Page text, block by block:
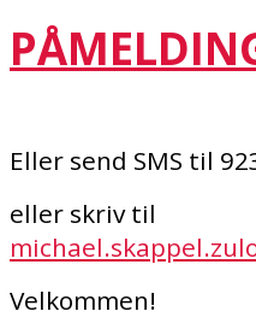
Eller send SMS til
eller skriv til
Velkommen!